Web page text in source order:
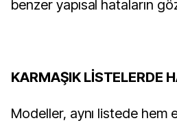
benzer yapısal hataların
KARMAŞIK LİSTELERDE
Modeller, aynı listede hem